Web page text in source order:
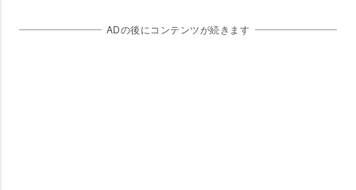
ADの後にコンテンツが続きます